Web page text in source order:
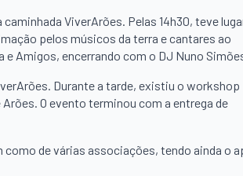
ViverArões. Pelas 14h30, teve
pelos músicos da terra e cantares ao
Amigos, encerrando com o DJ Nuno
Durante a tarde, existiu o workshop
Arões. O evento terminou com a entrega de
de várias associações, tendo ainda o